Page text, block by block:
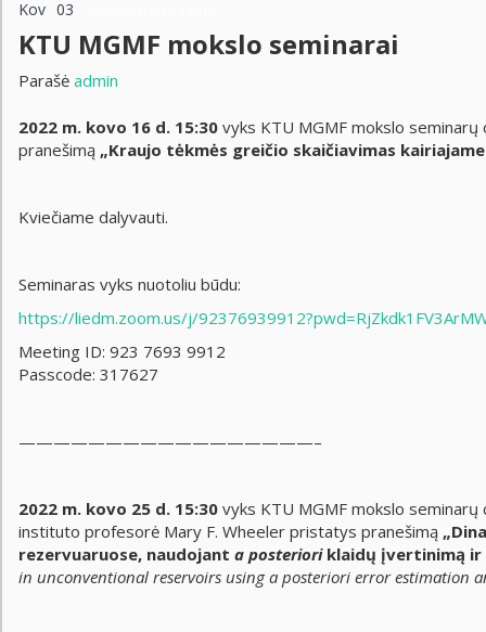
Kov 03
KTU MGMF mokslo seminarai
Parašė admin
2022 m. kovo 16 d. 15:30 vyks KTU MGMF mokslo
pranešimą „Kraujo tėkmės greičio skaičiavimas
Kviečiame dalyvauti.
Seminaras vyks nuotoliu būdu:
https://liedm.zoom.us/j/
Meeting ID: 923 7693 9912
Passcode: 317627
—————————————————–
2022 m. kovo 25 d. 15:30 vyks KTU MGMF mokslo
instituto profesorė Mary F. Wheeler pristatys pranešimą
rezervuaruose, naudojant a posterioriklaidų įvertinimą ir
in unconventional reservoirs using a posteriori error estimation